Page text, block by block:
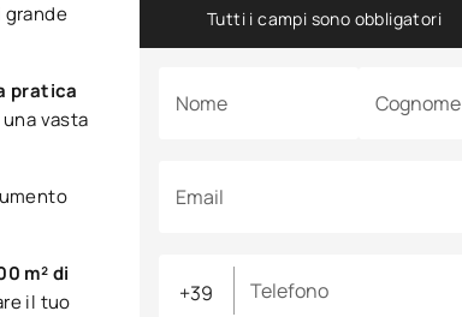
grande
pratica
vasta
m² di
il tuo
Tutti i campi sono obbligatori
Nome Cognome
Email
Telefono